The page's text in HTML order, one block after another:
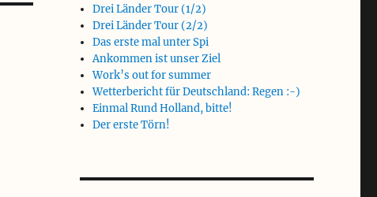
Drei Länder Tour (1/2)
Drei Länder Tour (2/2)
Das erste mal unter Spi
Ankommen ist unser Ziel
Work’s out for summer
Wetterbericht für Deutschland: Regen :-)
Einmal Rund Holland, bitte!
Der erste Törn!